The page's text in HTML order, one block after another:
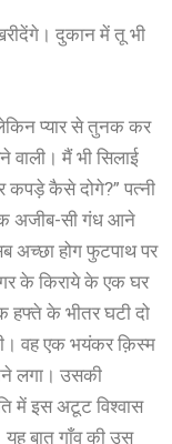
दुकान में तू भी
प्यार से तुनक कर
वाली। मैं भी सिलाई
कैसे दोगे?” पत्नी
अजीब-सी गंध आने
अच्छा होग फुटपाथ पर
के किराये के एक घर
हफ्ते के भीतर घटी दो
वह एक भयंकर क़िस्म
लगा। उसकी
में इस अटूट विश्वास
यह बात गाँव की उस